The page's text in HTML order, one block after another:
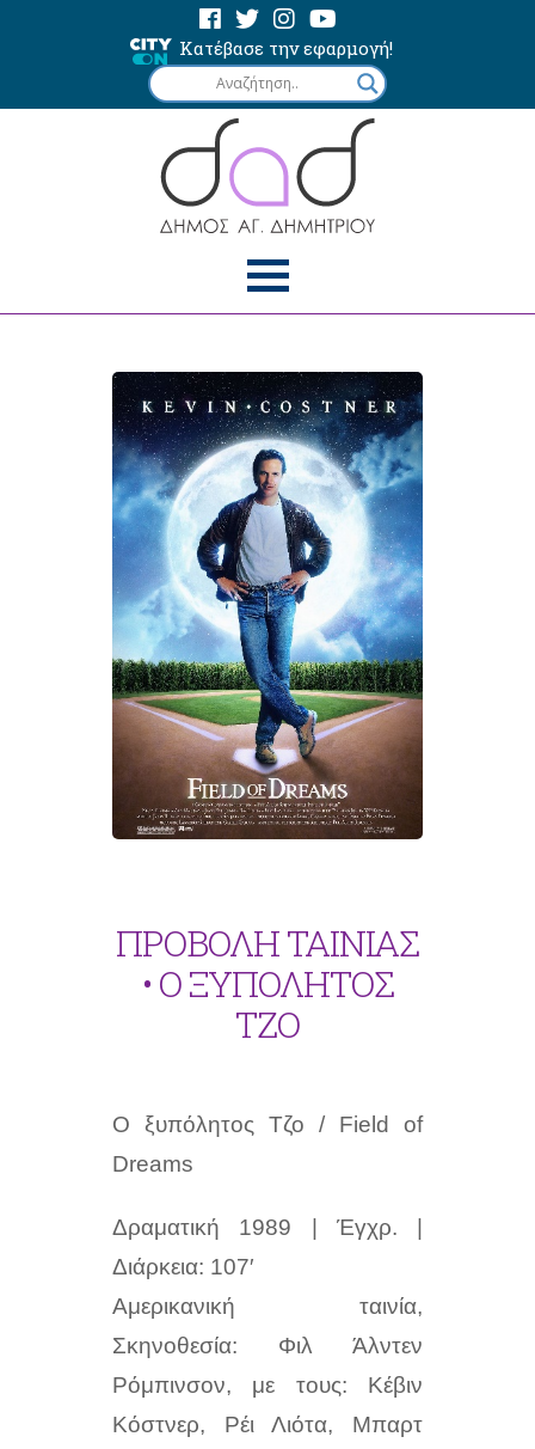
Κατέβασε την εφαρμογή!
ΠΡΟΒΟΛΗ ΤΑΙΝΙΑΣ
• Ο ΞΥΠΟΛΗΤΟΣ
ΤΖΟ
Ο ξυπόλητος Τζο
/ Field of
Dreams
Δραματική 1989 | Έγχρ. |
Διάρκεια: 107′
Αμερικανική ταινία,
Σκηνοθεσία: Φιλ Άλντεν
Ρόμπινσον, με τους: Κέβιν
Κόστνερ, Ρέι Λιότα, Μπαρτ